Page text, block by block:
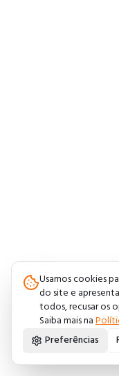
Usamos cookies
do site e
todos, recusar os
Saiba mais na
Preferências